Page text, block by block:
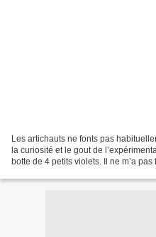
Les artichauts ne fonts pas
la curiosité et le gout de
botte de 4 petits violets. Il ne m’a